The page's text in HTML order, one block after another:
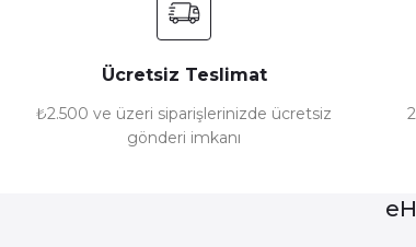
Ücretsiz Teslimat
₺2.500 ve üzeri siparişlerinizde ücretsiz
gönderi imkanı